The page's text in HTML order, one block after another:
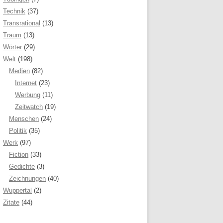
Technik (37)
Transrational (13)
Traum (13)
Wörter (29)
Welt (198)
Medien (82)
Internet (23)
Werbung (11)
Zeitwatch (19)
Menschen (24)
Politik (35)
Werk (97)
Fiction (33)
Gedichte (3)
Zeichnungen (40)
Wuppertal (2)
Zitate (44)